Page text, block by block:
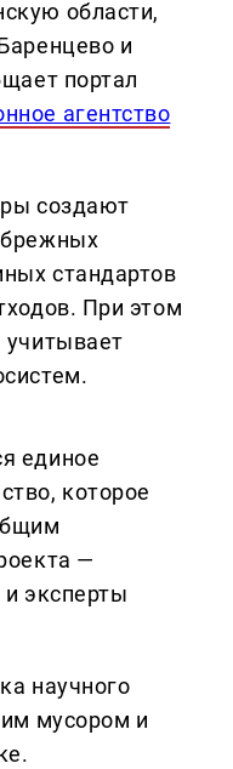
области,
и
портал
агентство
создают
стандартов
При этом
учитывает
единое
которое
—
и эксперты
научного
мусором и